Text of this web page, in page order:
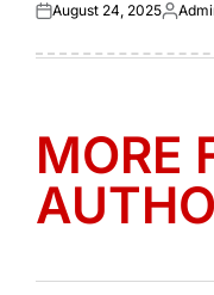
Posted
August 24, 2025Posted
MORE